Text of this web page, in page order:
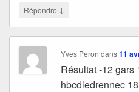
Répondre ↓
Yves Peron dans11
Résultat -12 gars
hbcdledrennec 18